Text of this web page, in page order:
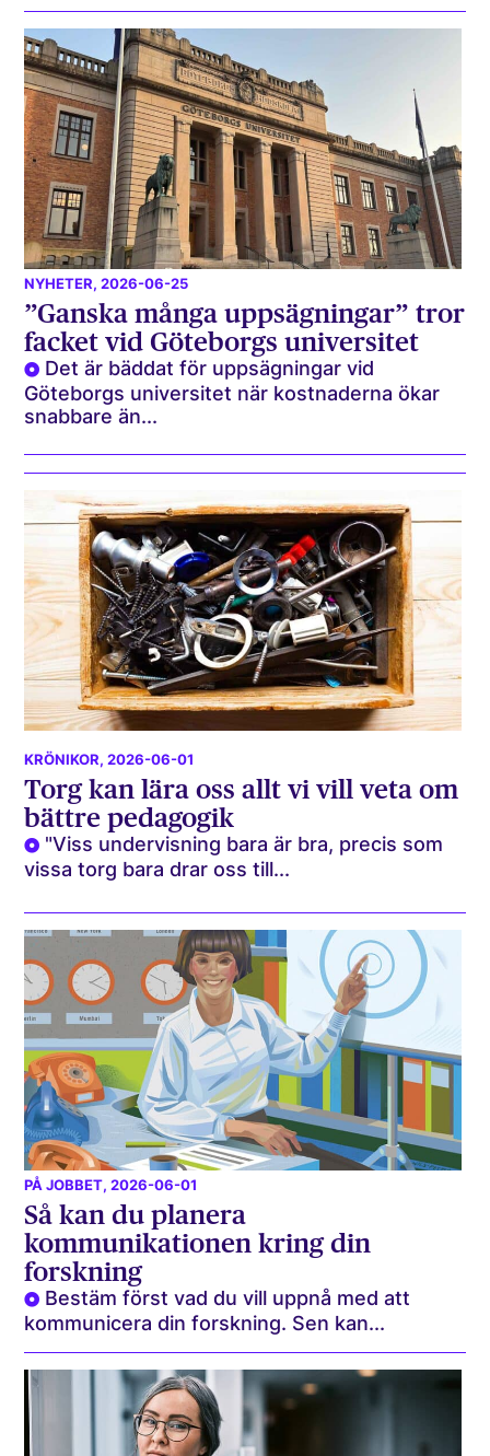
NYHETER, 2026-06-25
”Ganska många uppsägningar” tror
facket vid Göteborgs universitet
Det är bäddat för uppsägningar vid
Göteborgs universitet när kostnaderna ökar
snabbare än...
KRÖNIKOR, 2026-06-01
Torg kan lära oss allt vi vill veta om
bättre pedagogik
"Viss undervisning bara är bra, precis som
vissa torg bara drar oss till...
PÅ JOBBET, 2026-06-01
Så kan du planera
kommunikationen kring din
forskning
Bestäm först vad du vill uppnå med att
kommunicera din forskning. Sen kan...